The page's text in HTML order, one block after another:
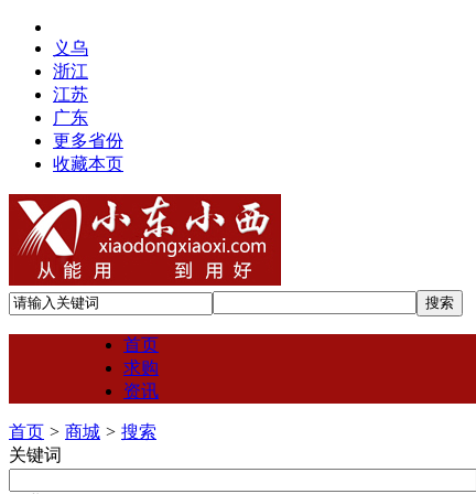
义乌
浙江
江苏
广东
更多省份
收藏本页
首页
求购
资讯
首页 > 商城 > 搜索
关键词